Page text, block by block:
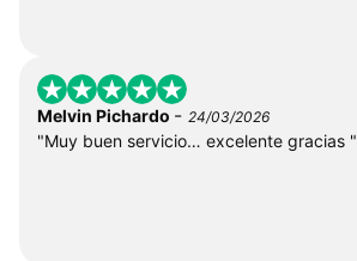
Melvin Pichardo - 24/03/2026
"Muy buen servicio… excelente gracias "